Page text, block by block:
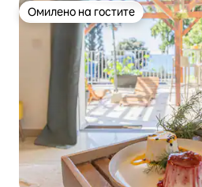
Омилено на гостите
Омилено на гостите